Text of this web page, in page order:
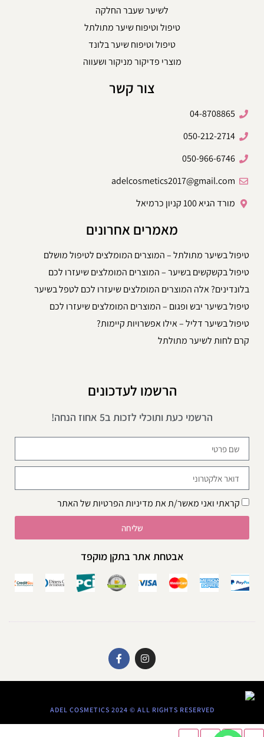
לשיער שעבר החלקה
טיפול וטיפוח שיער מתולתל
טיפול וטיפוח שיער בלונד
מוצרי פדיקור מניקור ושעווה
צור קשר
04-8708865
050-212-2714
050-966-6746
adelcosmetics2017@gmail.com
מורד הגיא 100 קניון כרמיאל
מאמרים אחרונים
טיפול בשיער מתולתל – המוצרים המומלצים לטיפול מושלם
טיפול בקשקשים בשיער – המוצרים המומלצים שיעזרו לכם
בלונדינים? אלה המוצרים המומלצים שיעזרו לכם לטפל בשיער
טיפול בשיער יבש ופגום – המוצרים המומלצים שיעזרו לכם
טיפול בשיער דליל – אילו אפשרויות קיימות?
קרם לחות לשיער מתולתל
הרשמו לעדכונים
הרשמי כעת ותוכלי לזכות ב5 אחוז הנחה!
קראתי ואני מאשר/ת אתמדיניות הפרטיותשל האתר
שליחה
אבטחת אתר בתקן מוקפד
ADEL COSMETICS 2024 © ALL RIGHTS RESERVED​